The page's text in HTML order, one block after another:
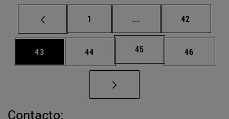
Página
1 ... Páginas intermedias
Página
42
Página
43 Página
44 Página
45 Página
46
Contacto: